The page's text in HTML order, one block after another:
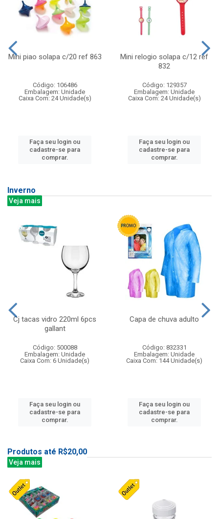
Mini piao solapa c/20 ref 863
Código: 106486
Embalagem: Unidade
Caixa Com: 24 Unidade(s)
Faça seu login ou
cadastre-se para
comprar.
Mini relogio solapa c/12 ref
832
Código: 129357
Embalagem: Unidade
Caixa Com: 24 Unidade(s)
Faça seu login ou
cadastre-se para
comprar.
Inverno
Veja mais
Cj tacas vidro 220ml 6pcs
gallant
Código: 500088
Embalagem: Unidade
Caixa Com: 6 Unidade(s)
Faça seu login ou
cadastre-se para
comprar.
Capa de chuva adulto
Código: 832331
Embalagem: Unidade
Caixa Com: 144 Unidade(s)
Faça seu login ou
cadastre-se para
comprar.
Produtos até R$20,00
Veja mais